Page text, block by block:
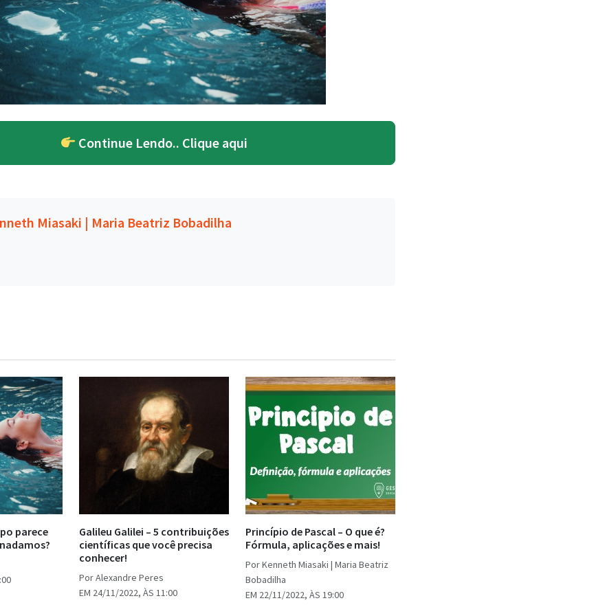
Continue Lendo.. Clique aqui
Miasaki | Maria Beatriz Bobadilha
parece
Galileu Galilei – 5 contribuições
científicas que você precisa
conhecer!
Por Alexandre Peres
EM 24/11/2022, ÀS 11:00
Princípio de Pascal – O que é?
Fórmula, aplicações e mais!
Por Kenneth Miasaki | Maria Beatriz
Bobadilha
EM 22/11/2022, ÀS 19:00